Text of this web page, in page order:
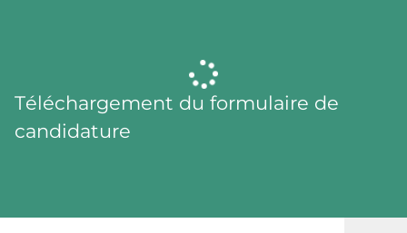
Téléchargement du formulaire de
candidature